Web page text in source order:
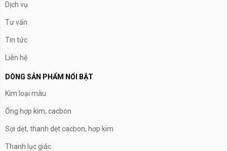
Dịch vụ
Tư vấn
Tin tức
Liên hệ
DÒNG SẢN PHẨM NỔI BẬT
Kim loại màu
Ống hợp kim, cacbon
Sợi dẹt, thanh dẹt cacbon, hợp kim
Thanh lục giác